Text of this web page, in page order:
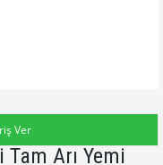
Ver
Arı Yemi